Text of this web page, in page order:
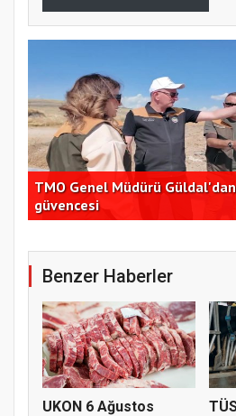
TMO Genel Müdürü
güvencesi
Benzer Haberler
UKON 6 Ağustos